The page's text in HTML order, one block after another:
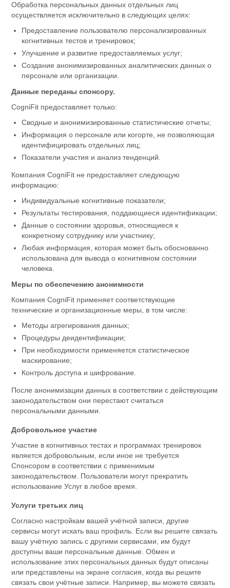
Обработка персональных данных отдельных лиц
осуществляется исключительно в следующих целях:
Предоставление пользователю персонализированных
когнитивных тестов и тренировок;
Улучшение и развитие предоставляемых услуг;
Создание анонимизированных аналитических данных о
персонале или организации.
Данные переданы спонсору.
CogniFit предоставляет только:
Сводные и анонимизированные статистические отчеты;
Информация о персонале или когорте, не позволяющая
идентифицировать отдельных лиц;
Показатели участия и анализ тенденций.
Компания CogniFit не предоставляет следующую
информацию:
Индивидуальные когнитивные показатели;
Результаты тестирования, поддающиеся идентификации;
Данные о состоянии здоровья, относящиеся к
конкретному сотруднику или участнику;
Любая информация, которая может быть обоснованно
использована для вывода о когнитивном состоянии
человека.
Меры по обеспечению анонимности
Компания CogniFit применяет соответствующие
технические и организационные меры, в том числе:
Методы агрегирования данных;
Процедуры деидентификации;
При необходимости применяется статистическое
маскирование;
Контроль доступа и шифрование.
После анонимизации данных в соответствии с действующим
законодательством они перестают считаться
персональными данными.
Добровольное участие
Участие в когнитивных тестах и программах тренировок
является добровольным, если иное не требуется
Спонсором в соответствии с применимым
законодательством. Пользователи могут прекратить
использование Услуг в любое время.
Услуги третьих лиц
Согласно настройкам вашей учётной записи, другие
сервисы могут искать ваш профиль. Если вы решите связать
вашу учётную запись с другими сервисами, им будут
доступны ваши персональные данные. Обмен и
использование этих персональных данных будут описаны
или представлены на экране согласия, когда вы решите
связать свои учётные записи. Например, вы можете связать